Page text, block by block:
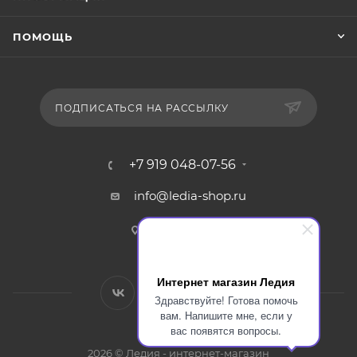
Интернет магазин Ледия
Здравствуйте! Готова помочь
вам. Напишите мне, если у
вас появятся вопросы.
ПОМОЩЬ
ПОДПИСАТЬСЯ НА РАССЫЛКУ
+7 919 048-07-56
info@ledia-shop.ru
2026 © Ледия - интернет-магазин